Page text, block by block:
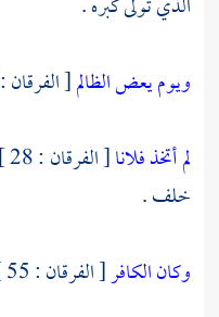
ويوم يعض الظالم[ الفرقان : 27 ] . هو
لم أتخذ فلانا[ الفرقان : 28 ] . هو
خلف.
وكان الكافر[ الفرقان : 55 ] . قال